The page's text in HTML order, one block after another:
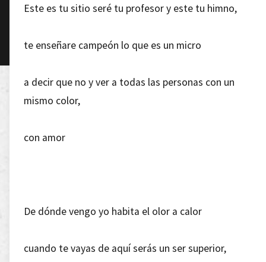
Este es tu sitio seré tu profesor y este tu himno,
te enseñare campeón lo que es un micro
a decir que no y ver a todas las personas con un
mismo color,
con amor
De dónde vengo yo habita el olor a calor
cuando te vayas de aquí serás un ser superior,